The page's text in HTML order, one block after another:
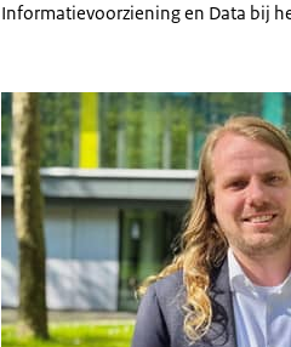
Informatievoorziening en Data bij